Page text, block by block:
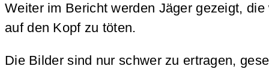
Weiter im Bericht werden Jäger gezeigt, die
auf den Kopf zu töten.
Die Bilder sind nur schwer zu ertragen,